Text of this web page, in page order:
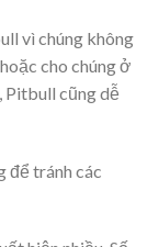
vì chúng không
cho chúng ở
Pitbull cũng dễ
để tránh các